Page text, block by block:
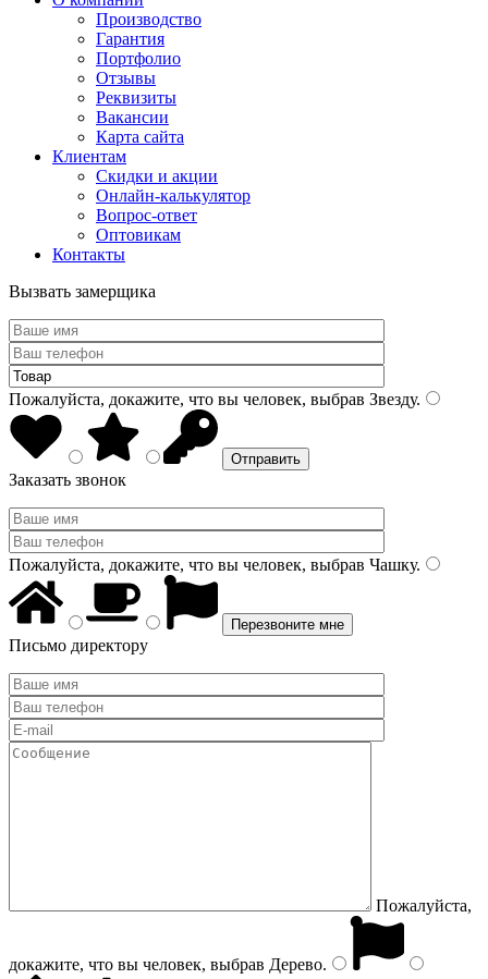
Производство
Гарантия
Портфолио
Отзывы
Реквизиты
Вакансии
Карта сайта
Клиентам
Скидки и акции
Онлайн-калькулятор
Вопрос-ответ
Оптовикам
Контакты
Вызвать замерщика
Пожалуйста, докажите, что вы человек, выбрав Звезду.
Заказать звонок
Пожалуйста, докажите, что вы человек, выбрав Чашку.
Письмо директору
Пожалуйста,
докажите, что вы человек, выбрав Дерево.